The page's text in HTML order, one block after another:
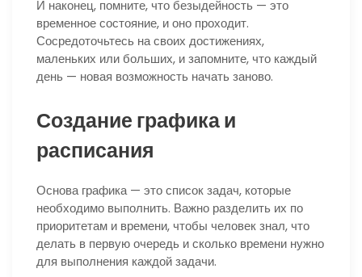
И наконец, помните, что безыдейность — это
временное состояние, и оно проходит.
Сосредоточьтесь на своих достижениях,
маленьких или больших, и запомните, что каждый
день — новая возможность начать заново.
Создание графика и
расписания
Основа графика — это список задач, которые
необходимо выполнить. Важно разделить их по
приоритетам и времени, чтобы человек знал, что
делать в первую очередь и сколько времени нужно
для выполнения каждой задачи.